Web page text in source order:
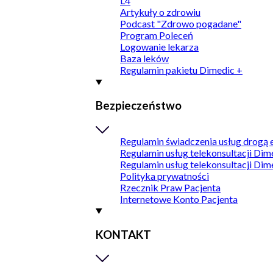
Artykuły o zdrowiu
Podcast "Zdrowo pogadane"
Program Poleceń
Logowanie lekarza
Baza leków
Regulamin pakietu Dimedic +
Bezpieczeństwo
Regulamin świadczenia usług
Regulamin usług telekonsultacji
Regulamin usług telekonsultacji
Polityka prywatności
Rzecznik Praw Pacjenta
Internetowe Konto Pacjenta
KONTAKT